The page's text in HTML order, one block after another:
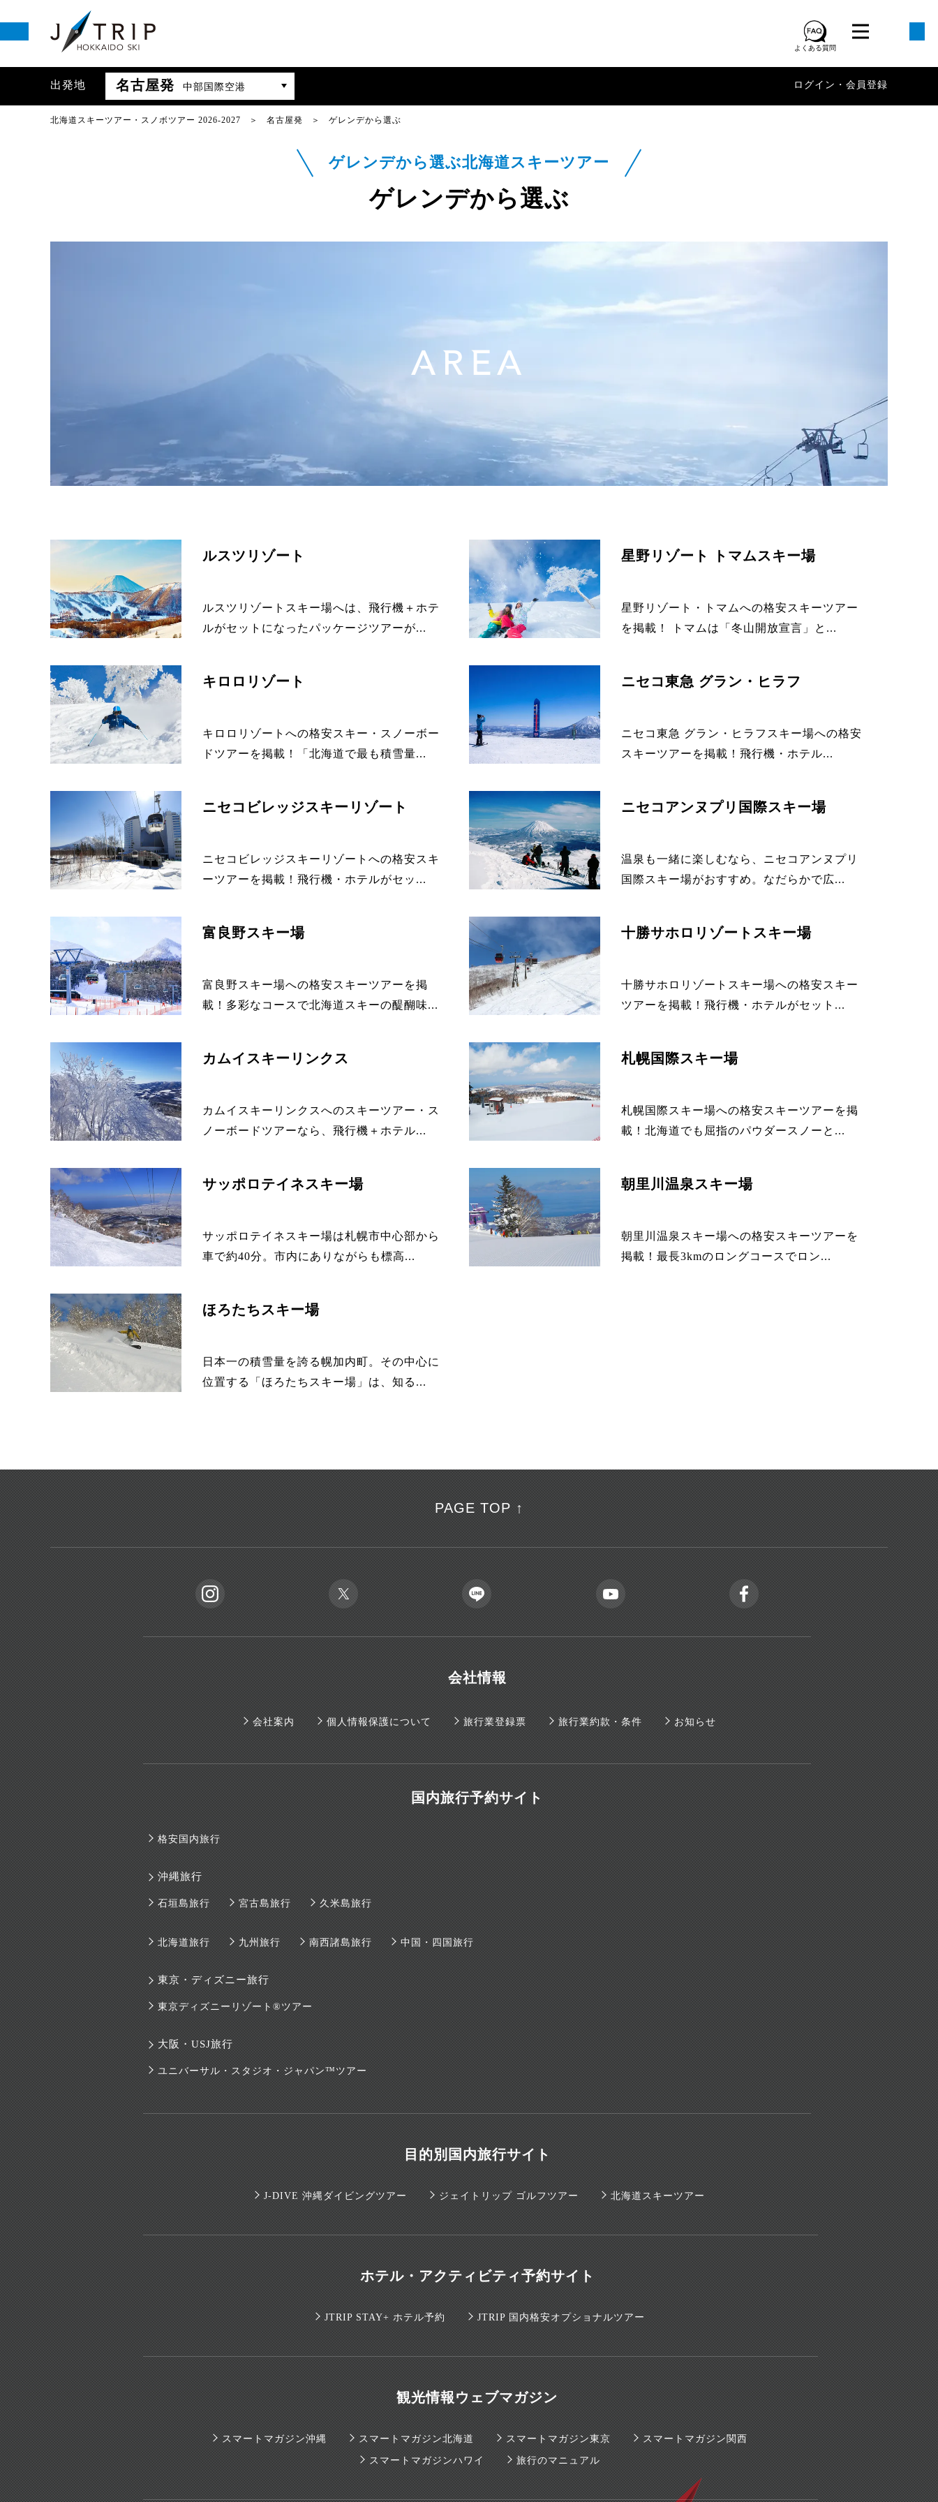
よくある質問
出発地 名古屋発 中部国際空港 ログイン・会員登録
北海道スキーツアー・スノボツアー 2026-2027 名古屋発 ゲレンデから選ぶ
ゲレンデから選ぶ北海道スキーツアー
ゲレンデから選ぶ
AREA
ルスツリゾート
ルスツリゾートスキー場へは、飛行機＋ホテ
ルがセットになったパッケージツアーが...
星野リゾート トマムスキー場
星野リゾート・トマムへの格安スキーツアー
を掲載！ トマムは「冬山開放宣言」と...
キロロリゾート
キロロリゾートへの格安スキー・スノーボー
ドツアーを掲載！「北海道で最も積雪量...
ニセコ東急 グラン・ヒラフ
ニセコ東急 グラン・ヒラフスキー場への格安
スキーツアーを掲載！飛行機・ホテル...
ニセコビレッジスキーリゾート
ニセコビレッジスキーリゾートへの格安スキ
ーツアーを掲載！飛行機・ホテルがセッ...
ニセコアンヌプリ国際スキー場
温泉も一緒に楽しむなら、ニセコアンヌプリ
国際スキー場がおすすめ。なだらかで広...
富良野スキー場
富良野スキー場への格安スキーツアーを掲
載！多彩なコースで北海道スキーの醍醐味...
十勝サホロリゾートスキー場
十勝サホロリゾートスキー場への格安スキー
ツアーを掲載！飛行機・ホテルがセット...
カムイスキーリンクス
カムイスキーリンクスへのスキーツアー・ス
ノーボードツアーなら、飛行機＋ホテル...
札幌国際スキー場
札幌国際スキー場への格安スキーツアーを掲
載！北海道でも屈指のパウダースノーと...
サッポロテイネスキー場
サッポロテイネスキー場は札幌市中心部から
車で約40分。市内にありながらも標高...
朝里川温泉スキー場
朝里川温泉スキー場への格安スキーツアーを
掲載！最長3kmのロングコースでロン...
ほろたちスキー場
日本一の積雪量を誇る幌加内町。その中心に
位置する「ほろたちスキー場」は、知る...
PAGE TOP ↑
会社情報
会社案内 個人情報保護について 旅行業登録票 旅行業約款・条件 お知らせ
国内旅行予約サイト
格安国内旅行
沖縄旅行
石垣島旅行 宮古島旅行 久米島旅行
北海道旅行 九州旅行 南西諸島旅行 中国・四国旅行
東京・ディズニー旅行
東京ディズニーリゾート®ツアー
大阪・USJ旅行
ユニバーサル・スタジオ・ジャパン™ツアー
目的別国内旅行サイト
J-DIVE 沖縄ダイビングツアー ジェイトリップ ゴルフツアー 北海道スキーツアー
ホテル・アクティビティ予約サイト
JTRIP STAY+ ホテル予約 JTRIP 国内格安オプショナルツアー
観光情報ウェブマガジン
スマートマガジン沖縄 スマートマガジン北海道 スマートマガジン東京 スマートマガジン関西
スマートマガジンハワイ 旅行のマニュアル